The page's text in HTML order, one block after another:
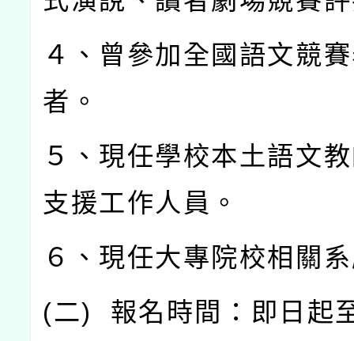
４、曾參加全國語文競
者。
５、現任學校本土語文
支援工作人員。
６、現任大專院校相關
(二) 報名時間：即日起